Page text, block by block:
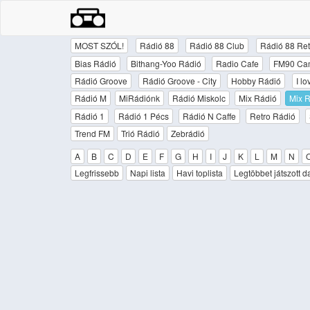
MOST SZÓL! Rádió 88 Rádió 88 Club
Rádió 88
Bias Rádió
Bithang-Yoo Rádió Radio Cafe
FM90
Rádió Groove
Rádió Groove - City Hobby Rádió
I
Rádió M
MiRádiónk Rádió Miskolc Mix Rádió
Mix
Rádió 1
Rádió 1 Pécs Rádió N Caffe Retro Rádió
Trend FM
Trió Rádió
Zebrádió
A
B C D E F G H I J K L M N
Legfrissebb
Napi lista Havi toplista Legtöbbet játszott